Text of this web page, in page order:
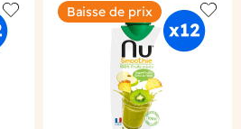
Add to wishlist
Baisse de prix
Add